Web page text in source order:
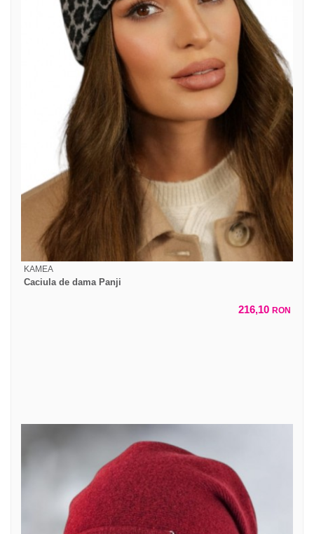
KAMEA
Caciula de dama Panji
216,10 RON